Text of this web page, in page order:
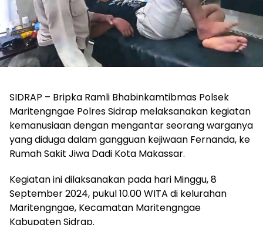
SIDRAP – Bripka Ramli Bhabinkamtibmas Polsek
Maritengngae Polres Sidrap melaksanakan kegiatan
kemanusiaan dengan mengantar seorang warganya
yang diduga dalam gangguan kejiwaan Fernanda, ke
Rumah Sakit Jiwa Dadi Kota Makassar.
Kegiatan ini dilaksanakan pada hari Minggu, 8
September 2024, pukul 10.00 WITA di kelurahan
Maritengngae, Kecamatan Maritengngae
Kabupaten Sidrap.